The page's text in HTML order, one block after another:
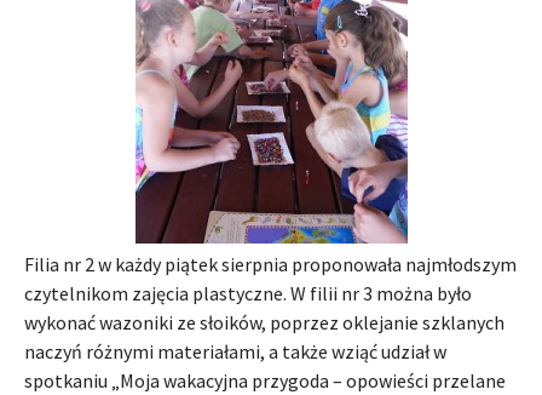
Filia nr 2 w każdy piątek sierpnia proponowała najmłodszym
czytelnikom zajęcia plastyczne. W filii nr 3 można było
wykonać wazoniki ze słoików, poprzez oklejanie szklanych
naczyń różnymi materiałami, a także wziąć udział w
spotkaniu „Moja wakacyjna przygoda – opowieści przelane